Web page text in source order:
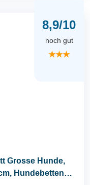
8,9/10
noch gut
★★★
Grosse Hunde,
Hundebetten